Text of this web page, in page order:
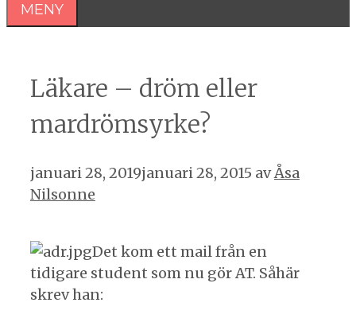
MENY
Läkare – dröm eller
mardrömsyrke?
januari 28, 2019januari 28, 2015 avÅsa
Nilsonne
Det kom ett mail från en
tidigare student som nu gör AT. Såhär
skrev han: